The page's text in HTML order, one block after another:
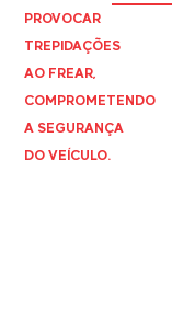
PROVOCAR
TREPIDAÇÕES
AO FREAR,
COMPROMETENDO
A SEGURANÇA
DO VEÍCULO.